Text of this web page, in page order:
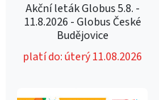
Akční leták Globus 5.8. -
11.8.2026 - Globus České
Budějovice
platí do: úterý 11.08.2026